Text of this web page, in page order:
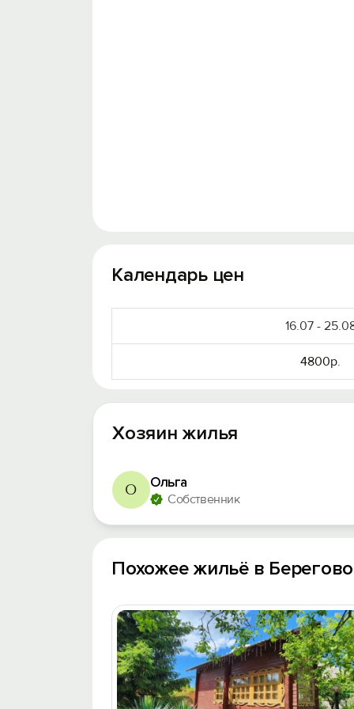
Календарь цен
16.07 -
4800р.
Хозяин жилья
О Ольга
Собственник
Похожее жильё в